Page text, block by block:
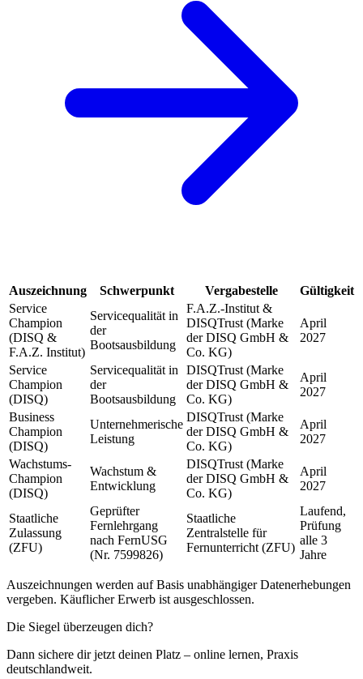
Auszeichnung Schwerpunkt Vergabestelle
Gültigkeit
Service
Champion
(DISQ &
F.A.Z. Institut)
Servicequalität in
der
Bootsausbildung
F.A.Z.-Institut &
DISQTrust (Marke
der DISQ GmbH &
Co. KG)
April
2027
Service
Champion
(DISQ)
Servicequalität in
der
Bootsausbildung
DISQTrust (Marke
der DISQ GmbH &
Co. KG)
April
2027
Business
Champion
(DISQ)
Unternehmerische
Leistung
DISQTrust (Marke
der DISQ GmbH &
Co. KG)
April
2027
Wachstums-
Champion
(DISQ)
Wachstum &
Entwicklung
DISQTrust (Marke
der DISQ GmbH &
Co. KG)
April
2027
Staatliche
Zulassung
(ZFU)
Geprüfter
Fernlehrgang
nach FernUSG
(Nr. 7599826)
Staatliche
Zentralstelle für
Fernunterricht (ZFU)
Laufend,
Prüfung
alle 3
Jahre
Auszeichnungen werden auf Basis unabhängiger Datenerhebungen
vergeben. Käuflicher Erwerb ist ausgeschlossen.
Die Siegel überzeugen dich?
Dann sichere dir jetzt deinen Platz – online lernen, Praxis
deutschlandweit.